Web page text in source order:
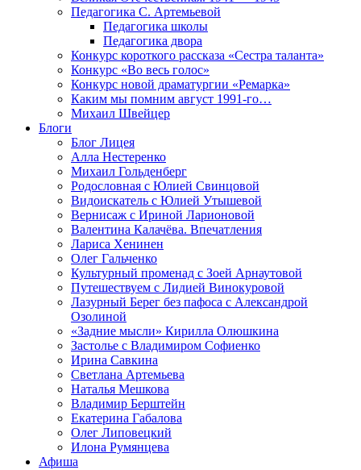
Педагогика С. Артемьевой
Педагогика школы
Педагогика двора
Конкурс короткого рассказа «Сестра таланта»
Конкурс «Во весь голос»
Конкурс новой драматургии «Ремарка»
Каким мы помним август 1991-го…
Михаил Швейцер
Блоги
Блог Лицея
Алла Нестеренко
Михаил Гольденберг
Родословная с Юлией Свинцовой
Видоискатель с Юлией Утышевой
Вернисаж с Ириной Ларионовой
Валентина Калачёва. Впечатления
Лариса Хенинен
Олег Гальченко
Культурный променад с Зоей Арнаутовой
Путешествуем с Лидией Винокуровой
Лазурный Берег без пафоса с Александрой
Озолиной
«Задние мысли» Кирилла Олюшкина
Застолье с Владимиром Софиенко
Ирина Савкина
Светлана Артемьева
Наталья Мешкова
Владимир Берштейн
Екатерина Габалова
Олег Липовецкий
Илона Румянцева
Афиша